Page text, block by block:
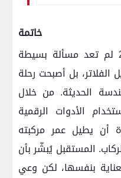
خاتمة
الصيانة الدورية في عام 2025 لم تعد مسألة بسيطة
بل أصبحت رحلة
الحديثة. من خلال
الأدوات الرقمية
أن يطيل عمر مركبته
المستقبل يُبشّر بأن
بنفسها، لكن وعي